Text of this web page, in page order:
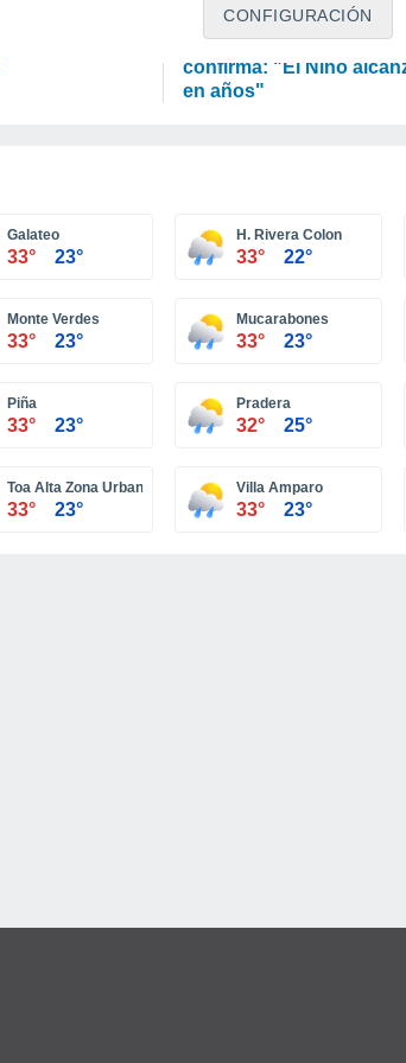
CONFIGURACIÓN
PREDICCIÓN
La Organización
confirma: "El Niño
en años"
Galateo
33° 23°
H. Rivera Colon
33° 22°
Monte Verdes
33° 23°
Mucarabones
33° 23°
Piña
33° 23°
Pradera
32° 25°
Toa Alta Zona Urbana
33° 23°
Villa Amparo
33° 23°